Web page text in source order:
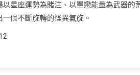
星座運勢為賭注、以單戀能量為武器的
個不斷旋轉的怪異氣旋。